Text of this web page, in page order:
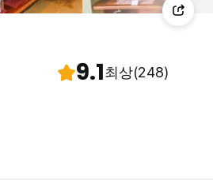
9.1최상(248)